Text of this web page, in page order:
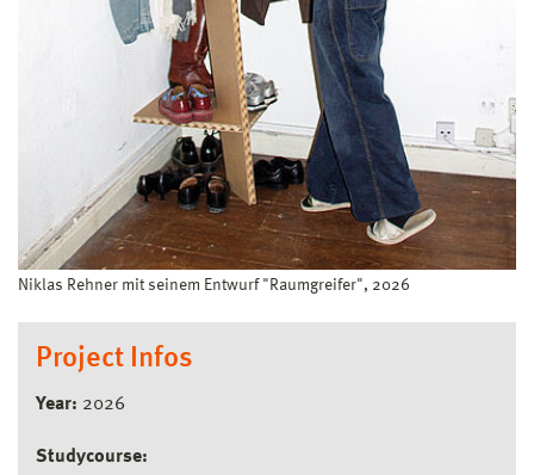
Niklas Rehner mit seinem Entwurf "Raumgreifer", 2026
Project Infos
Year: 2026
Studycourse: